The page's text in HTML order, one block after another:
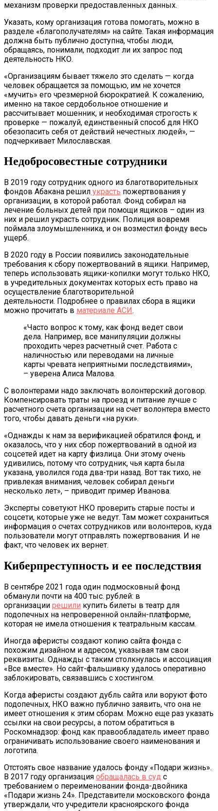
механизм проверки предоставленных данных.
Указать, кому организация готова помогать, можно в
разделе «благополучателям» на сайте. Такая информация
должна быть публично доступна, чтобы люди,
обращаясь, понимали, подходит ли их запрос под
деятельность НКО.
«Организациям бывает тяжело это сделать — когда
человек обращается за помощью, им не хочется
«мучить» его чрезмерной бюрократией. К сожалению,
именно на такое сердобольное отношение и
рассчитывает мошенник, и необходимая строгость к
проверке — пожалуй, единственный способ для НКО
обезопасить себя от действий нечестных людей», —
подчеркивает Милославская.
Недобросовестные сотрудники
В 2019 году сотрудник одного из благотворительных
фондов Абакана решил украсть пожертвования у
организации, в которой работал. Фонд собирал на
лечение больных детей при помощи ящиков – один из
них и решил украсть сотрудник. Полиция вовремя
поймала злоумышленника, и он возместил фонду весь
ущерб.
В 2020 году в России появились законодательные
требования к сбору пожертвований в ящики. Например,
теперь использовать ящики-копилки могут только НКО,
в учредительных документах которых есть право на
осуществление благотворительной
деятельности. Подробнее о правилах сбора в ящики
можно прочитать в материале АСИ.
«Часто вопрос к тому, как фонд ведет свои
дела. Например, все манипуляции должны
проходить через расчетный счет. Работа с
наличностью или переводами на личные
карты чревата неприятными последствиями»,
– уверена Алиса Малова.
С волонтерами надо заключать волонтерский договор.
Компенсировать траты на проезд и питание лучше с
расчетного счета организации на счет волонтера вместо
того, чтобы давать деньги «на руки».
«Однажды к нам за верификацией обратился фонд, и
оказалось, что у них сбор пожертвований в одной из
соцсетей идет на карту физлица. Они этому очень
удивились, потому что сотрудник, чья карта была
указана, уволился года два-три назад. Вот так тихо, не
привлекая внимания, человек собирал деньги
несколько лет», – приводит пример Иванова.
Эксперты советуют НКО проверить старые посты и
соцсети, которые уже не ведут. Там может сохраниться
информация о счетах сотрудников или волонтеров, куда
пользователи могут отправлять пожертвования. И не
факт, что человек их вернет.
Киберпреступность и ее последствия
В сентябре 2021 года один подмосковный фонд
обманули почти на 400 тыс. рублей: в
организации решили купить билеты в театр для
подопечных на непроверенной онлайн-платформе,
которая не имела отношения к театральным кассам.
Иногда аферисты создают копию сайта фонда с
похожим дизайном и адресом, указывая там свои
реквизиты. Однажды с таким столкнулась и ассоциация
«Все вместе». Но сайт-фальшивку удалось оперативно
заблокировать, связавшись с хостингом.
Когда аферисты создают дубль сайта или воруют фото
подопечных, НКО важно публично заявить, что она не
имеет отношения к этим сборам. Можно еще раз указать
ссылки на свои ресурсы, а потом обратиться в
Роскомнадзор: фонд как правообладатель имеет право
ограничивать использование своего наименования и
логотипа.
Отстоять свое название удалось фонду «Подари жизнь».
В 2017 году организация обращалась в суд с
требованием о переименовании фонда-двойника
«Подари жизнь 24». Представители московского фонда
утверждали, что учредители красноярского фонда